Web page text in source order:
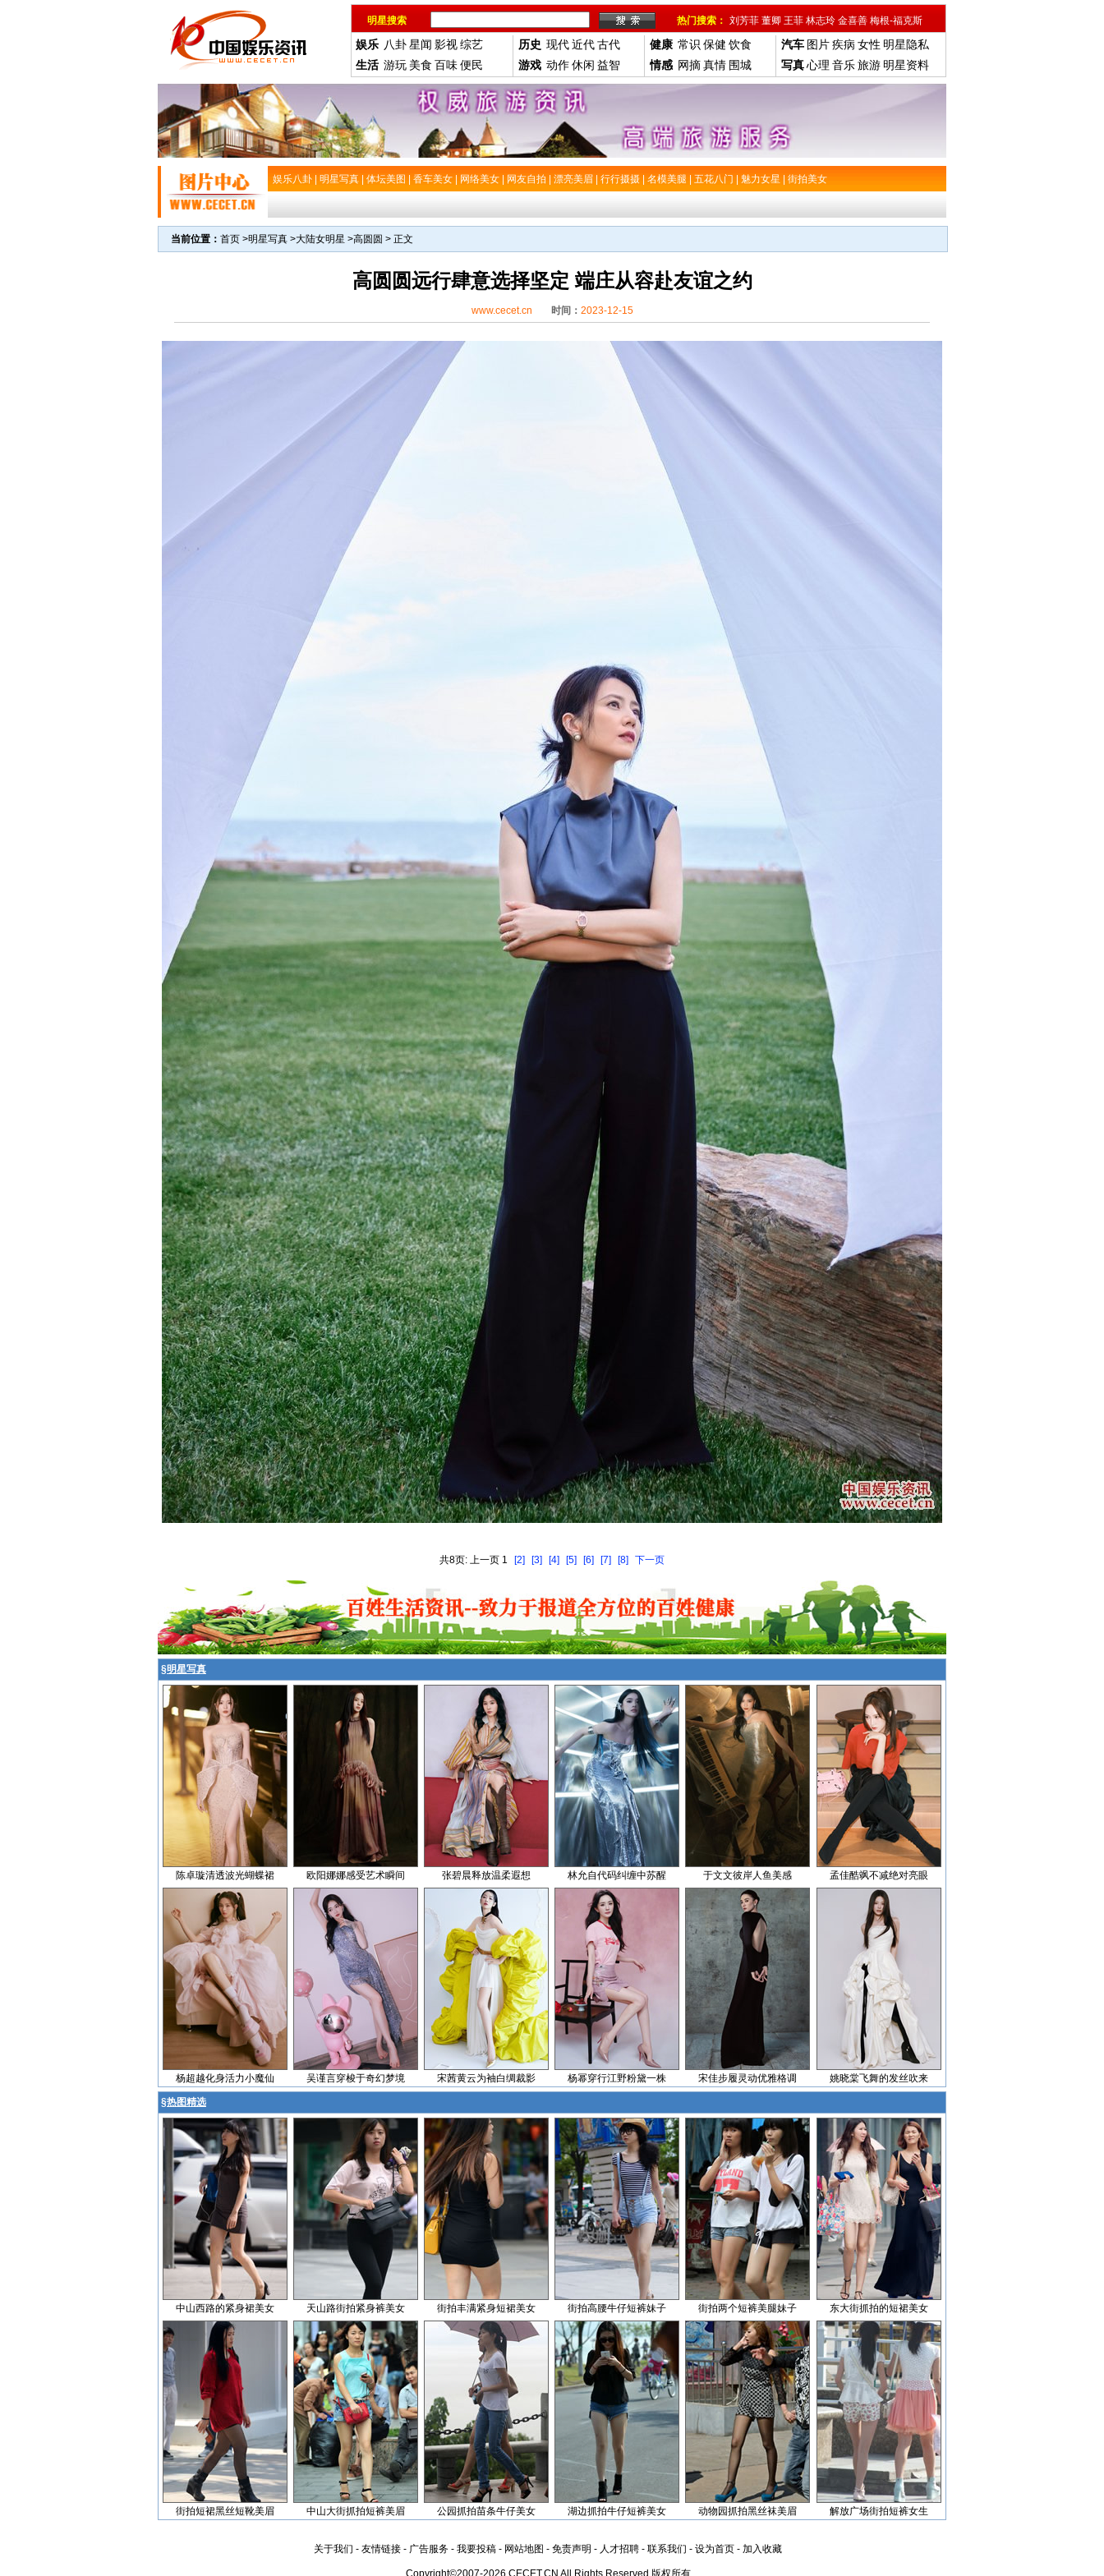
明星搜索 热门搜索： 刘芳菲 董卿 王菲 林志玲 金喜善 梅根-福克斯
娱乐 八卦星闻 影视综艺
生活 游玩 美食 百味便民
历史 现代近代古代
游戏 动作休闲 益智
健康 常识 保健 饮食
情感 网摘真情 围城
汽车 图片疾病 女性 明星隐私
写真心理 音乐旅游 明星资料
娱乐八卦 明星写真 体坛美图 香车美女 网络美女 网友自拍 漂亮美眉 行行摄摄 名模美腿 五花八门 魅力女星 街拍美女
当前位置： 首页 >明星写真 >大陆女明星 >高圆圆 > 正文
高圆圆远行肆意选择坚定 端庄从容赴友谊之约
www.cecet.cn 时间： 2023-12-15
共8页: 上一页 1 [2] [3] [4] [5] [6] [7] [8] 下一页
§明星写真
陈卓璇清透波光蝴蝶裙 欧阳娜娜感受艺术瞬间 张碧晨释放温柔遐想 林允自代码纠缠中苏醒 于文文彼岸人鱼美感 孟佳酷飒不减绝对亮眼
杨超越化身活力小魔仙 吴谨言穿梭于奇幻梦境 宋茜黄云为袖白绸裁影 杨幂穿行江野粉黛一株 宋佳步履灵动优雅格调 姚晓棠飞舞的发丝吹来
§热图精选
中山西路的紧身裙美女 天山路街拍紧身裤美女 街拍丰满紧身短裙美女 街拍高腰牛仔短裤妹子 街拍两个短裤美腿妹子 东大街抓拍的短裙美女
街拍短裙黑丝短靴美眉 中山大街抓拍短裤美眉 公园抓拍苗条牛仔美女 湖边抓拍牛仔短裤美女 动物园抓拍黑丝袜美眉 解放广场街拍短裤女生
关于我们 - 友情链接 - 广告服务 - 我要投稿 - 网站地图 - 免责声明 - 人才招聘 - 联系我们 - 设为首页 - 加入收藏
Copyright©2007-2026 CECET.CN All Rights Reserved 版权所有